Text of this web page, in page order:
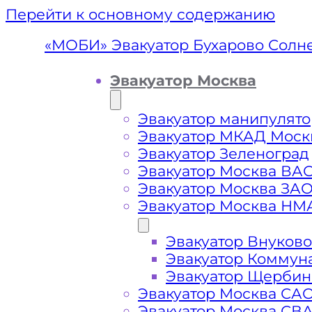
Перейти к основному содержанию
Эвакуатор
«МОБИ» Эвакуатор Бухарово
Эвакуатор Москва
Эвакуатор
Эвакуатор МКАД
Эвакуатор Зеленоград
Эвакуатор Москва
Эвакуатор Москва
Эвакуатор Москва
Эвакуатор Внуково
Эвакуатор
Эвакуатор
Эвакуатор Москва